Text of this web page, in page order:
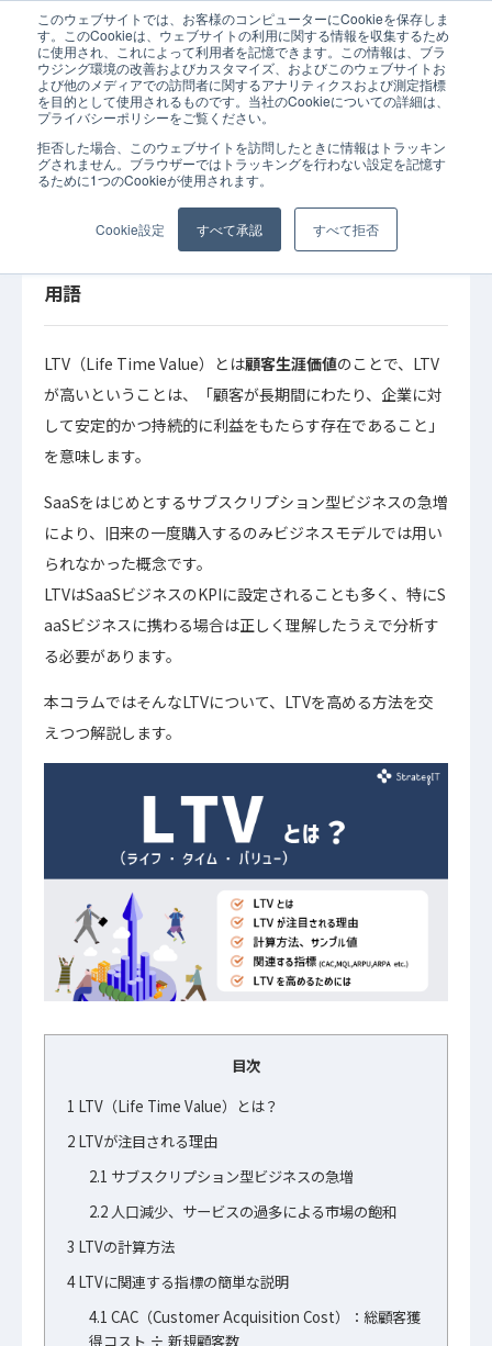
このウェブサイトでは、お客様のコンピューターにCookieを保存しま
す。このCookieは、ウェブサイトの利用に関する情報を収集するため
に使用され、これによって利用者を記憶できます。この情報は、ブラ
ウジング環境の改善およびカスタマイズ、およびこのウェブサイトお
よび他のメディアでの訪問者に関するアナリティクスおよび測定指標
を目的として使用されるものです。当社のCookieについての詳細は、
プライバシーポリシーをご覧ください。
拒否した場合、このウェブサイトを訪問したときに情報はトラッキン
グされません。ブラウザーではトラッキングを行わない設定を記憶す
るために1つのCookieが使用されます。
Cookie設定 すべて承認 すべて拒否
ホーム コラム カスタマーサクセス LTV（ライフ・タイム・バリ
2024年05月17日 コラム カスタマーサクセス
LTV（ライフ・タイム・バリュー）とは？
チャーンレート改善のためのデータ分析につい
て学ぶ｜いまさら聞けないカスタマーサクセス
用語
LTV（Life Time Value）とは顧客生涯価値のことで、LTV
が高いということは、「顧客が長期間にわたり、企業に対
して安定的かつ持続的に利益をもたらす存在であること」
を意味します。
SaaSをはじめとするサブスクリプション型ビジネスの急増
により、旧来の一度購入するのみビジネスモデルでは用い
られなかった概念です。
LTVはSaaSビジネスのKPIに設定されることも多く、特にS
aaSビジネスに携わる場合は正しく理解したうえで分析す
る必要があります。
本コラムではそんなLTVについて、LTVを高める方法を交
えつつ解説します。
目次
1 LTV（Life Time Value）とは？
2 LTVが注目される理由
2.1 サブスクリプション型ビジネスの急増
2.2人口減少、サービスの過多による市場の飽和
3 LTVの計算方法
4LTVに関連する指標の簡単な説明
4.1 CAC（Customer Acquisition Cost）：総顧客獲
得コスト ÷ 新規顧客数